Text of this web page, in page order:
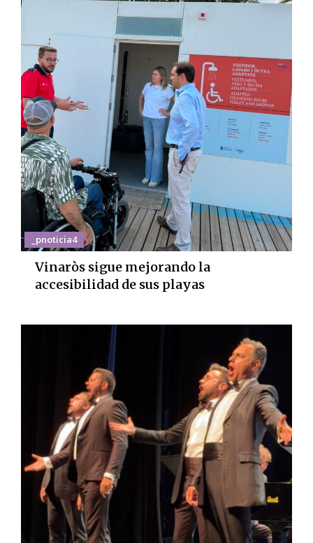
_pnoticia4
Vinaròs sigue mejorando la
accesibilidad de sus playas